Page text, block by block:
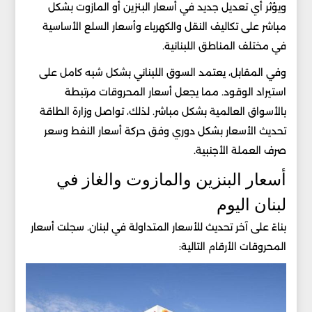
ويؤثر أي تعديل جديد في أسعار البنزين أو المازوت بشكل
مباشر على تكاليف النقل والكهرباء وأسعار السلع الأساسية
في مختلف المناطق اللبنانية.
وفي المقابل، يعتمد السوق اللبناني بشكل شبه كامل على
استيراد الوقود. مما يجعل أسعار المحروقات مرتبطة
بالأسواق العالمية بشكل مباشر. لذلك، تواصل وزارة الطاقة
تحديث الأسعار بشكل دوري وفق حركة أسعار النفط وسعر
صرف العملة الأجنبية.
أسعار البنزين والمازوت والغاز في
لبنان اليوم
بناءً على آخر تحديث للأسعار المتداولة في لبنان. سجلت أسعار
المحروقات الأرقام التالية: